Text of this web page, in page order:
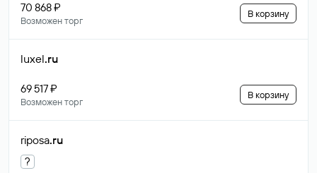
70 868 ₽
Возможен торг
В корзину
luxel.ru
69 517 ₽
Возможен торг
В корзину
riposa.ru
?